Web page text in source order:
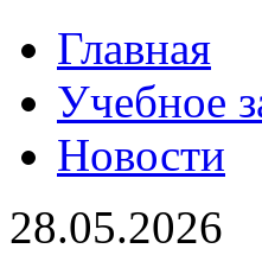
Главная
Учебное
Новости
28.05.2026